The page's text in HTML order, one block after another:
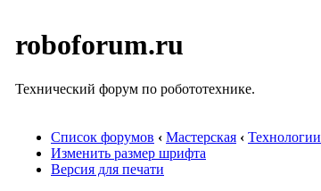
roboforum.ru
Технический форум по робототехнике.
Список форумов ‹ Мастерская ‹ Технологии
Изменить размер шрифта
Версия для печати